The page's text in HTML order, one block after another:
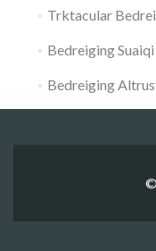
Trktacular
Bedreiging
Bedreiging